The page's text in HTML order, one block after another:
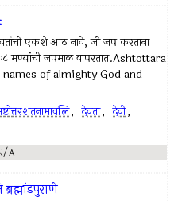
एकशे आठ नावे, जी जप करताना
मण्यांची जपमाळ वापरतात.Ashtottara
of almighty God and
, देवता, देवी,
A